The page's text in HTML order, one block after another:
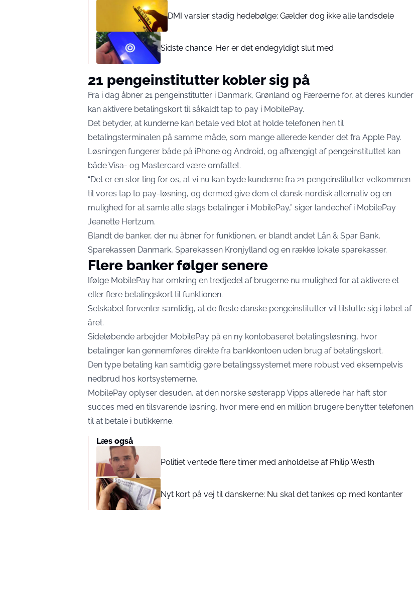
DMI varsler stadig hedebølge: Gælder dog ikke alle landsdele
Sidste chance: Her er det endegyldigt slut med
21 pengeinstitutter kobler sig på
Fra i dag åbner 21 pengeinstitutter i Danmark, Grønland og Færøerne for, at deres kunder
kan aktivere betalingskort til såkaldt tap to pay i MobilePay.
Det betyder, at kunderne kan betale ved blot at holde telefonen hen til
betalingsterminalen på samme måde, som mange allerede kender det fra Apple Pay.
Løsningen fungerer både på iPhone og Android, og afhængigt af pengeinstituttet kan
både Visa- og Mastercard være omfattet.
“Det er en stor ting for os, at vi nu kan byde kunderne fra 21 pengeinstitutter velkommen
til vores tap to pay-løsning, og dermed give dem et dansk-nordisk alternativ og en
mulighed for at samle alle slags betalinger i MobilePay,” siger landechef i MobilePay
Jeanette Hertzum.
Blandt de banker, der nu åbner for funktionen, er blandt andet Lån & Spar Bank,
Sparekassen Danmark, Sparekassen Kronjylland og en række lokale sparekasser.
Flere banker følger senere
Ifølge MobilePay har omkring en tredjedel af brugerne nu mulighed for at aktivere et
eller flere betalingskort til funktionen.
Selskabet forventer samtidig, at de fleste danske pengeinstitutter vil tilslutte sig i løbet af
året.
Sideløbende arbejder MobilePay på en ny kontobaseret betalingsløsning, hvor
betalinger kan gennemføres direkte fra bankkontoen uden brug af betalingskort.
Den type betaling kan samtidig gøre betalingssystemet mere robust ved eksempelvis
nedbrud hos kortsystemerne.
MobilePay oplyser desuden, at den norske søsterapp Vipps allerede har haft stor
succes med en tilsvarende løsning, hvor mere end en million brugere benytter telefonen
til at betale i butikkerne.
Læs også
Politiet ventede flere timer med anholdelse af Philip Westh
Nyt kort på vej til danskerne: Nu skal det tankes op med kontanter